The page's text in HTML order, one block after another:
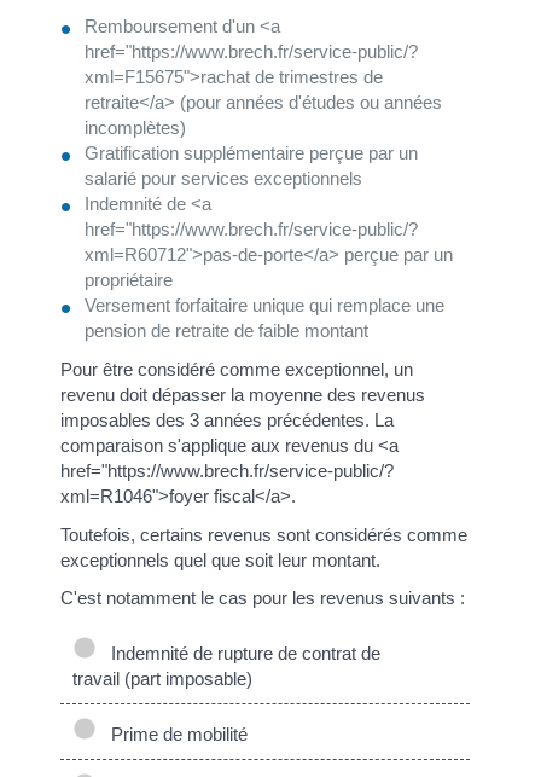
Remboursement d'un <a
href="https://www.brech.fr/service-public/?
xml=F15675">rachat de trimestres de
retraite</a> (pour années d'études ou années
incomplètes)
Gratification supplémentaire perçue par un
salarié pour services exceptionnels
Indemnité de <a
href="https://www.brech.fr/service-public/?
xml=R60712">pas-de-porte</a> perçue par un
propriétaire
Versement forfaitaire unique qui remplace une
pension de retraite de faible montant
Pour être considéré comme exceptionnel, un
revenu doit dépasser la moyenne des revenus
imposables des 3 années précédentes. La
comparaison s'applique aux revenus du <a
href="https://www.brech.fr/service-public/?
xml=R1046">foyer fiscal</a>.
Toutefois, certains revenus sont considérés comme
exceptionnels quel que soit leur montant.
C'est notamment le cas pour les revenus suivants :
Indemnité de rupture de contrat de
travail (part imposable)
Prime de mobilité